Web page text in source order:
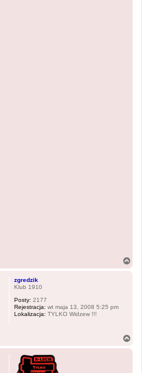
zgredzik
Klub 1910
Posty: 2177
Rejestracja: wt maja 13, 2008 5:25 pm
Lokalizacja: TYLKO Widzew !!!